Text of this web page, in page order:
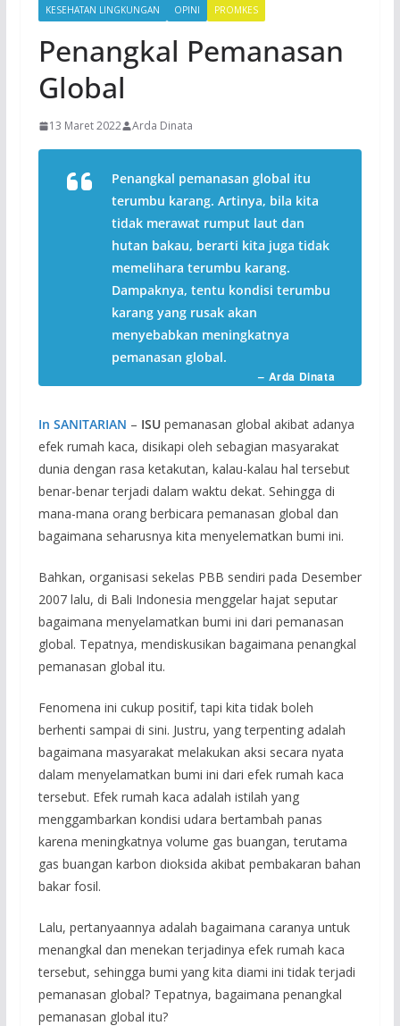
KESEHATAN LINGKUNGAN OPINI PROMKES
Penangkal Pemanasan
Global
13 Maret 2022 Arda Dinata
Penangkal pemanasan global itu
terumbu karang. Artinya, bila kita
tidak merawat rumput laut dan
hutan bakau, berarti kita juga tidak
memelihara terumbu karang.
Dampaknya, tentu kondisi terumbu
karang yang rusak akan
menyebabkan meningkatnya
pemanasan global.
– Arda Dinata
In SANITARIAN – ISUpemanasan global akibat adanya
efek rumah kaca, disikapi oleh sebagian masyarakat
dunia dengan rasa ketakutan, kalau-kalau hal tersebut
benar-benar terjadi dalam waktu dekat. Sehingga di
mana-mana orang berbicara pemanasan global dan
bagaimana seharusnya kita menyelematkan bumi ini.
Bahkan, organisasi sekelas PBB sendiri pada Desember
2007 lalu, di Bali Indonesia menggelar hajat seputar
bagaimana menyelamatkan bumi ini dari pemanasan
global. Tepatnya, mendiskusikan bagaimana penangkal
pemanasan global itu.
Fenomena ini cukup positif, tapi kita tidak boleh
berhenti sampai di sini. Justru, yang terpenting adalah
bagaimana masyarakat melakukan aksi secara nyata
dalam menyelamatkan bumi ini dari efek rumah kaca
tersebut. Efek rumah kaca adalah istilah yang
menggambarkan kondisi udara bertambah panas
karena meningkatnya volume gas buangan, terutama
gas buangan karbon dioksida akibat pembakaran bahan
bakar fosil.
Lalu, pertanyaannya adalah bagaimana caranya untuk
menangkal dan menekan terjadinya efek rumah kaca
tersebut, sehingga bumi yang kita diami ini tidak terjadi
pemanasan global? Tepatnya, bagaimana penangkal
pemanasan global itu?